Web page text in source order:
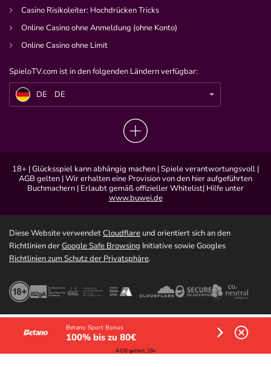
Casino Risikoleiter: Hochdrücken Tricks
Online Casino ohne Anmeldung (ohne Konto)
Online Casino ohne Limit
SpieloTV.com ist in den folgenden Ländern verfügbar:
DE
DE
18+ | Glücksspiel kann abhängig machen | Spiele verantwortungsvoll |
AGB gelten | Wir erhalten eine Provision von den hier aufgeführten
Buchmachern | Erlaubt gemäß offizieller Whitelist| Hilfe unter
www.buwei.de
Diese Website verwendetCloudflare und orientiert sich an den
Richtlinien derGoogle Safe Browsing Initiative sowie Googles
Richtlinien zum Schutz der Privatsphäre.
Betano Sport Bonus
100% bis zu 80€
AGB gelten, 18+